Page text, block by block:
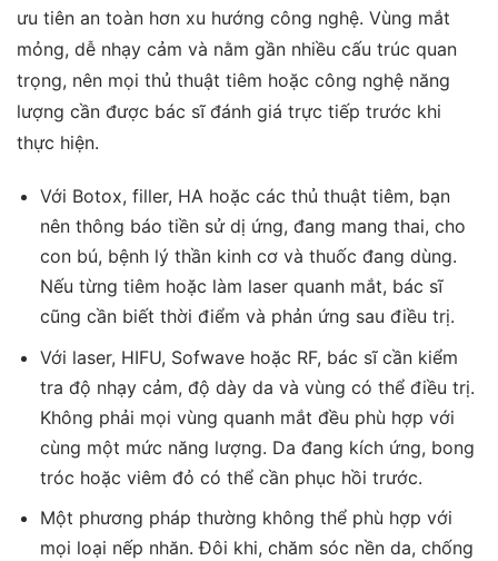
ưu tiên an toàn hơn xu hướng công nghệ. Vùng mắt
mỏng, dễ nhạy cảm và nằm gần nhiều cấu trúc quan
trọng, nên mọi thủ thuật tiêm hoặc công nghệ năng
lượng cần được bác sĩ đánh giá trực tiếp trước khi
thực hiện.
Với Botox, filler, HA hoặc các thủ thuật tiêm, bạn
nên thông báo tiền sử dị ứng, đang mang thai, cho
con bú, bệnh lý thần kinh cơ và thuốc đang dùng.
Nếu từng tiêm hoặc làm laser quanh mắt, bác sĩ
cũng cần biết thời điểm và phản ứng sau điều trị.
Với laser, HIFU, Sofwave hoặc RF, bác sĩ cần kiểm
tra độ nhạy cảm, độ dày da và vùng có thể điều trị.
Không phải mọi vùng quanh mắt đều phù hợp với
cùng một mức năng lượng. Da đang kích ứng, bong
tróc hoặc viêm đỏ có thể cần phục hồi trước.
Một phương pháp thường không thể phù hợp với
mọi loại nếp nhăn. Đôi khi, chăm sóc nền da, chống